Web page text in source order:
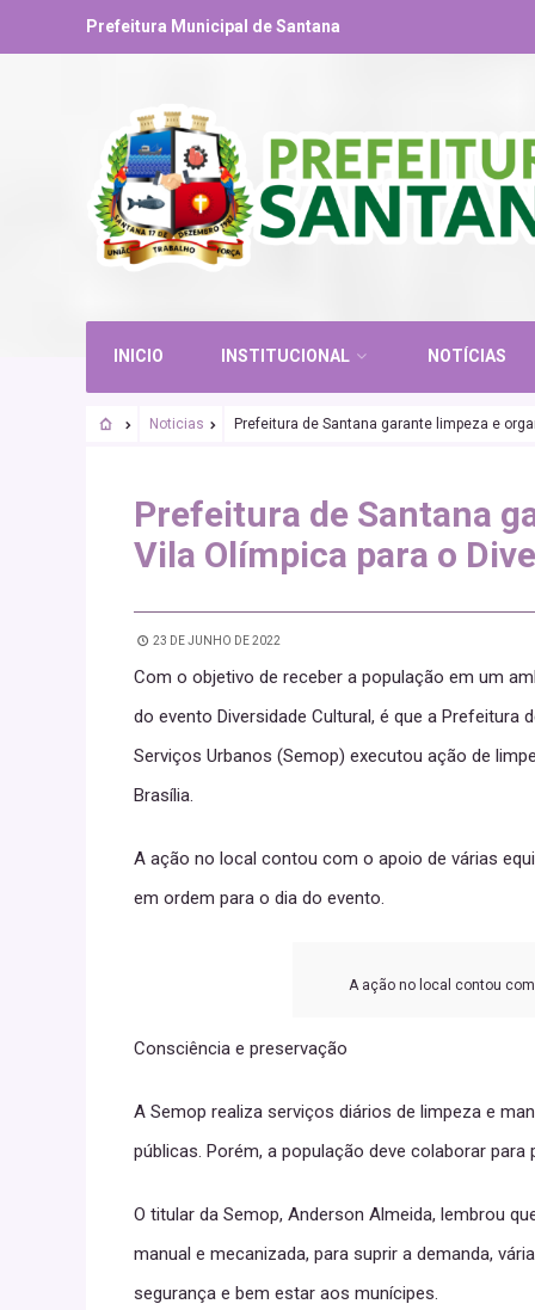
Prefeitura Municipal de Santana
INICIO INSTITUCIONAL NOTÍCIAS
Noticias Prefeitura de Santana garante limpeza e
Prefeitura de Santana
Vila Olímpica para o
23 DE JUNHO DE 2022
Com o objetivo de receber a população em um
do evento Diversidade Cultural, é que a Prefeitura
Serviços Urbanos (Semop) executou ação de
Brasília.
A ação no local contou com o apoio de várias
em ordem para o dia do evento.
A ação no local contou
Consciência e preservação
A Semop realiza serviços diários de limpeza e
públicas. Porém, a população deve colaborar
O titular da Semop, Anderson Almeida, lembrou
manual e mecanizada, para suprir a demanda,
segurança e bem estar aos munícipes.